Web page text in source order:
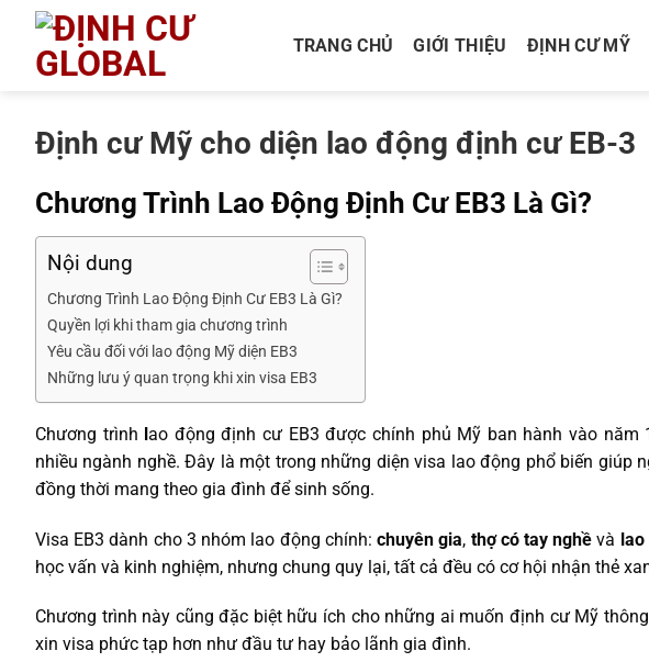
TRANG CHỦ GIỚI THIỆU ĐỊNH CƯ MỸ
Định cư Mỹ cho diện lao động định cư EB-3
Chương Trình Lao Động Định Cư EB3 Là Gì?
Nội dung
Chương Trình Lao Động Định Cư EB3 Là Gì?
Quyền lợi khi tham gia chương trình
Yêu cầu đối với lao động Mỹ diện EB3
Những lưu ý quan trọng khi xin visa EB3
Chương trình lao động định cư EB3 được chính phủ Mỹ ban hành vào
nhiều ngành nghề. Đây là một trong những diện visa lao động phổ biến giúp
đồng thời mang theo gia đình để sinh sống.
Visa EB3 dành cho 3 nhóm lao động chính:chuyên gia, thợ có tay nghề và lao
học vấn và kinh nghiệm, nhưng chung quy lại, tất cả đều có cơ hội nhận thẻ
Chương trình này cũng đặc biệt hữu ích cho những ai muốn định cư Mỹ
xin visa phức tạp hơn như đầu tư hay bảo lãnh gia đình.